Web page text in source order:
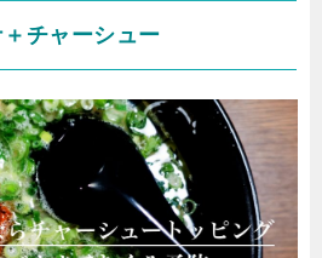
チャーシュー